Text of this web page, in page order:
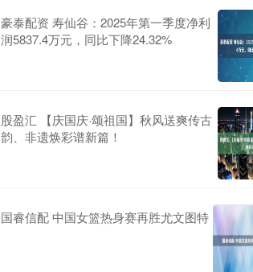
豪泰配资 寿仙谷：2025年第一季度净利
润5837.4万元，同比下降24.32%
股盈汇 【庆国庆·颂祖国】秋风送爽传古
韵、非遗焕彩谱新篇！
国睿信配 中国女篮热身赛再胜尤文图特